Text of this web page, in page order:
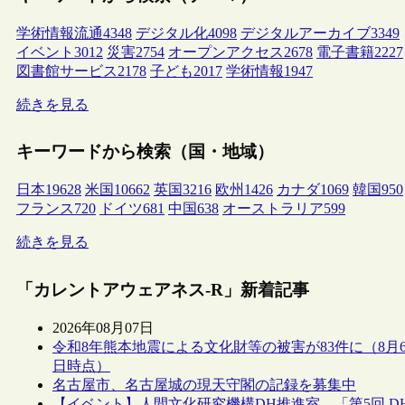
学術情報流通4348 デジタル化4098 デジタルアーカイブ3349
イベント 3012 災害2754 オープンアクセス2678 電子書籍2227
図書館サービス2178 子ども2017 学術情報1947
続きを見る
キーワードから検索（国・地域）
日本19628 米国 10662 英国3216 欧州 1426 カナダ1069 韓国950
フランス720 ドイツ681 中国638 オーストラリア599
続きを見る
「カレントアウェアネス-R」新着記事
2026年08月07日
令和8年熊本地震による文化財等の被害が83件に（8月
日時点）
名古屋市、名古屋城の現天守閣の記録を募集中